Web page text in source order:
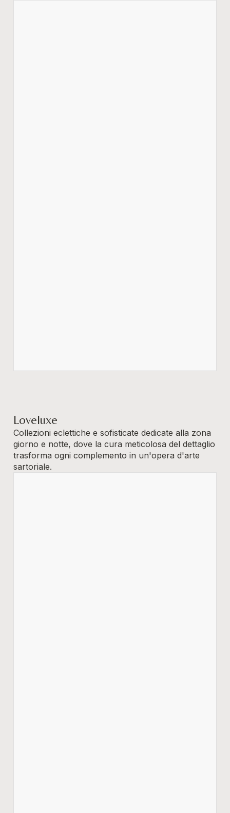
Loveluxe
Collezioni eclettiche e sofisticate dedicate alla zona
giorno e notte, dove la cura meticolosa del dettaglio
trasforma ogni complemento in un'opera d'arte
sartoriale.